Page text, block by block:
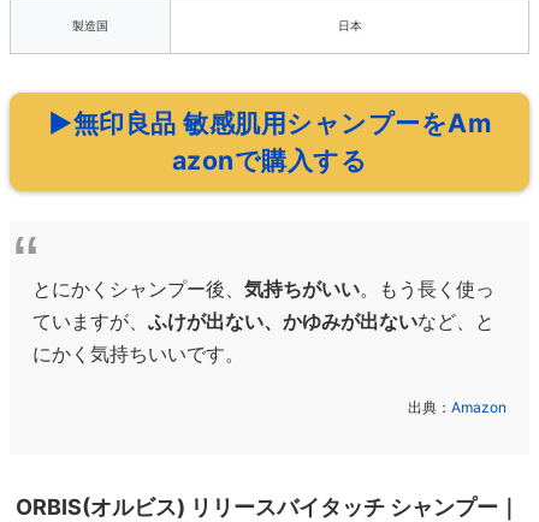
製造国 日本
▶無印良品 敏感肌用シャンプーをAm
azonで購入する
とにかくシャンプー後、 気持ちがいい。もう長く使っ
ていますが、 ふけが出ない、かゆみが出ないなど、と
にかく気持ちいいです。
出典： Amazon
ORBIS(オルビス) リリースバイタッチ シャンプー｜